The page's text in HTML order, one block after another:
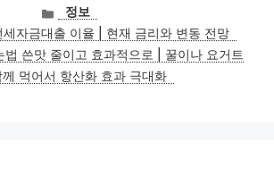
카
테
고
리
정보
세자금대출 이율 | 현재 금리와 변동 전망
법 쓴맛 줄이고 효과적으로 | 꿀이나 요거트
먹어서 항산화 효과 극대화